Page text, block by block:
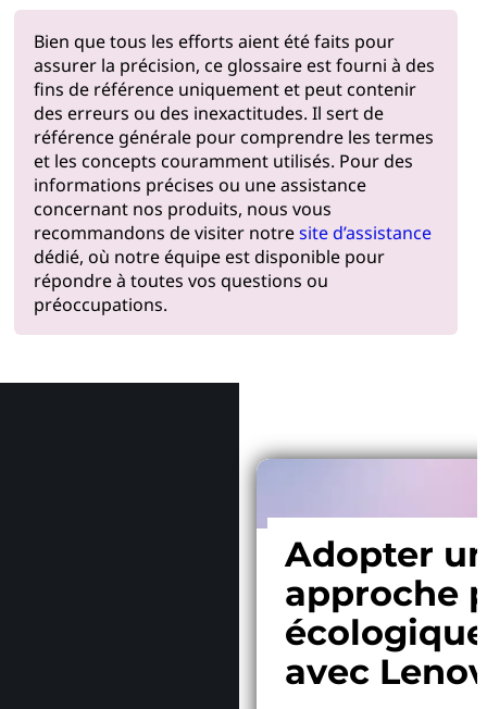
Bien que tous les efforts aient été faits pour
assurer la précision, ce glossaire est fourni à des
fins de référence uniquement et peut contenir
des erreurs ou des inexactitudes. Il sert de
référence générale pour comprendre les termes
et les concepts couramment utilisés. Pour des
informations précises ou une assistance
concernant nos produits, nous vous
recommandons de visiter notresite d’assistance
dédié, où notre équipe est disponible pour
répondre à toutes vos questions ou
préoccupations.
Adopter
approche
écologique
avec